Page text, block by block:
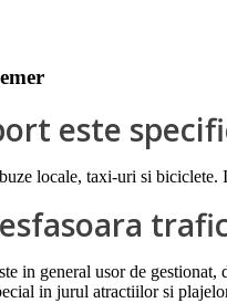
este
locale, taxi-uri si biciclete.
in general usor de
in jurul atractiilor si